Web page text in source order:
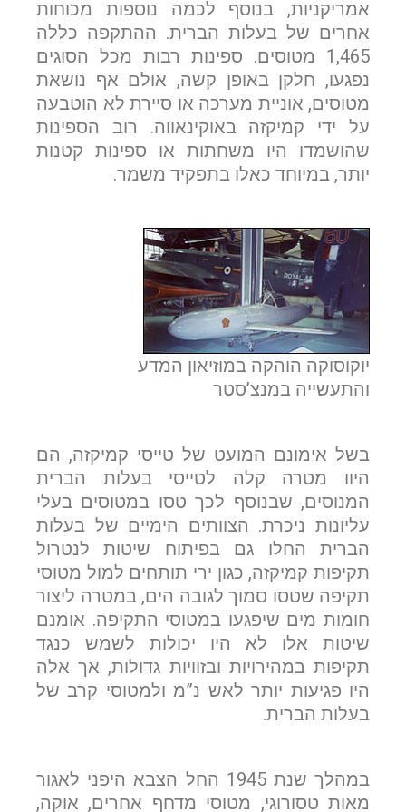
אמריקניות, בנוסף לכמה נוספות מכוחות
אחרים של בעלות הברית. ההתקפה כללה
1,465 מטוסים. ספינות רבות מכל הסוגים
נפגעו, חלקן באופן קשה, אולם אף נושאת
מטוסים, אוניית מערכה או סיירת לא הוטבעה
על ידי קמיקזה באוקינאווה. רוב הספינות
שהושמדו היו משחתות או ספינות קטנות
יותר, במיוחד כאלו בתפקיד משמר.
יוקוסוקה הוהקה במוזיאון המדע
והתעשייה במנצ’סטר
בשל אימונם המועט של טייסי קמיקזה, הם
היוו מטרה קלה לטייסי בעלות הברית
המנוסים, שבנוסף לכך טסו במטוסים בעלי
עליונות ניכרת. הצוותים הימיים של בעלות
הברית החלו גם בפיתוח שיטות לנטרול
תקיפות קמיקזה, כגון ירי תותחים למול מטוסי
תקיפה שטסו סמוך לגובה הים, במטרה ליצור
חומות מים שיפגעו במטוסי התקיפה. אומנם
שיטות אלו לא היו יכולות לשמש כנגד
תקיפות במהירויות ובזוויות גדולות, אך אלה
היו פגיעות יותר לאש נ”מ ולמטוסי קרב של
בעלות הברית.
במהלך שנת 1945 החל הצבא היפני לאגור
מאות טסורוגי, מטוסי מדחף אחרים, אוקה,
אם הגעתם לפה,
סימן שאתם מעוניינים
בפרטים נוספים.
נשמח לשוחח אתכם, לענות על כל שאלה
ולעזור לכם להגשים את החלומות שלכם בעולם התעופה.
השאירו לנו פרטים ונחזור אליכם.
שם פרטי
דוא"ל
טלפון
הערות ושאלות